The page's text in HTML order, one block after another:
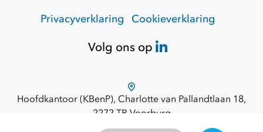
Privacyverklaring Cookieverklaring
Volg ons op
Hoofdkantoor (KBenP), Charlotte van Pallandtlaan 18,
2272 TR Voorburg
Route via Google Maps